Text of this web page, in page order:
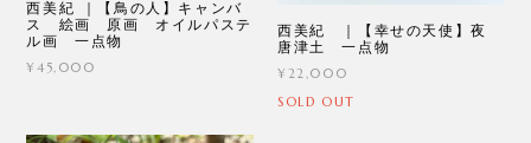
西美紀 ｜【鳥の人】キャンバ
ス 絵画 原画 オイルパステ
ル画 一点物
¥45,000
西美紀 ｜【幸せの天使】夜
唐津土 一点物
¥22,000
SOLD OUT